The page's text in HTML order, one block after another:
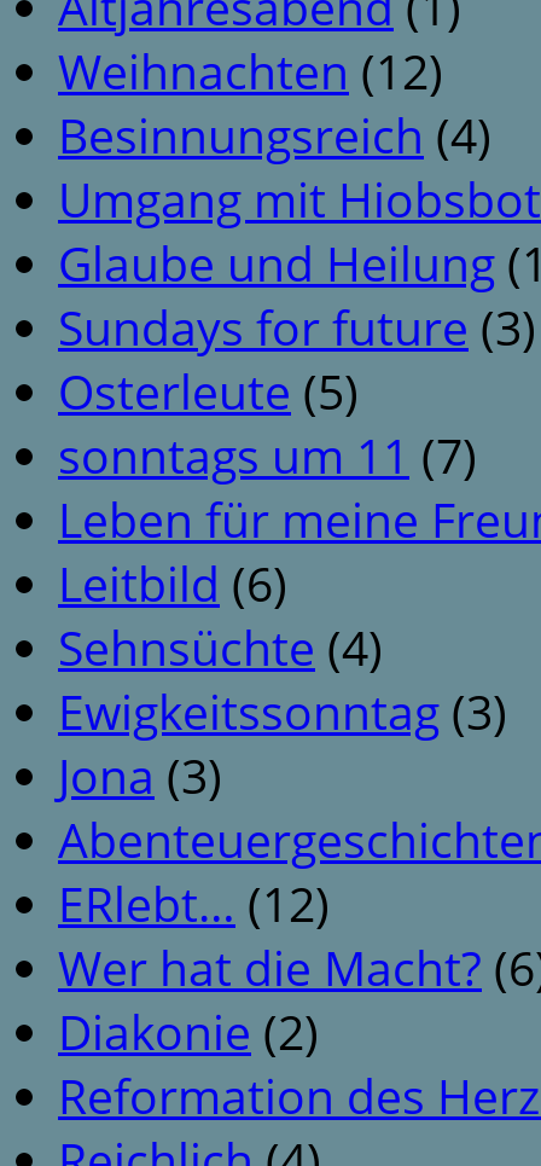
Weihnachten (12)
Besinnungsreich (4)
Umgang mit
Glaube und Heilung
Sundays for future (3)
Osterleute (5)
sonntags um 11 (7)
Leben für meine
Leitbild (6)
Sehnsüchte (4)
Ewigkeitssonntag (3)
Jona (3)
ERlebt… (12)
Wer hat die Macht?
Diakonie (2)
Reformation des